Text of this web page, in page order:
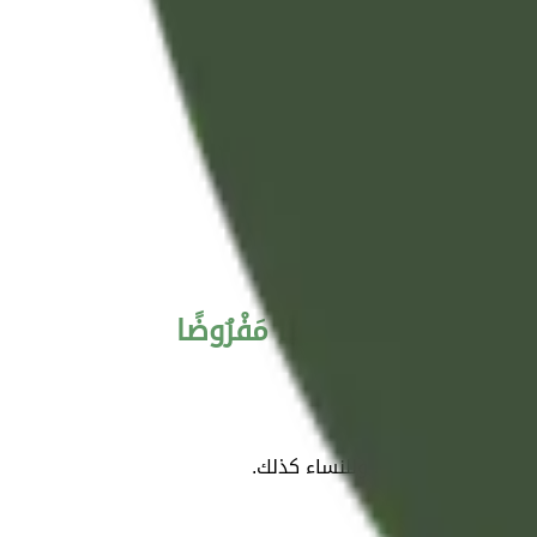
قَلَّ مِنْهُ أَوْ كَثُرَ ۚ نَصِيبًا مَفْرُوضًا
عز وجل لهؤلاء، وللنساء كذلك.